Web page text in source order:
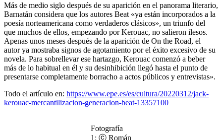
Más de medio siglo después de su aparición en el panorama literario,
Barnatán considera que los autores Beat «ya están incorporados a la
poesía norteamericana como verdaderos clásicos», un triunfo del
que muchos de ellos, empezando por Kerouac, no salieron ilesos.
Apenas unos meses después de la aparición de On the Road, el
autor ya mostraba signos de agotamiento por el éxito excesivo de su
novela. Para sobrellevar ese hartazgo, Kerouac comenzó a beber
más de lo habitual en él y su desinhibición llegó hasta el punto de
presentarse completamente borracho a actos públicos y entrevistas».
Todo el artículo en: https://www.epe.es/es/cultura/20220312/jack-
kerouac-mercantilizacion-generacion-beat-13357100
Fotografía
1: ⓒ Román